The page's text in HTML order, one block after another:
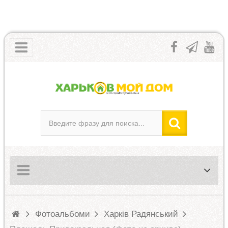
Фотоальбоми
Харків Радянський